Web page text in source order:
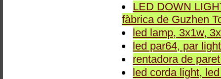
LED DOWN
fàbrica de Guzhen
led lamp, 3x1w,
led par64, par
rentadora de
led corda light,